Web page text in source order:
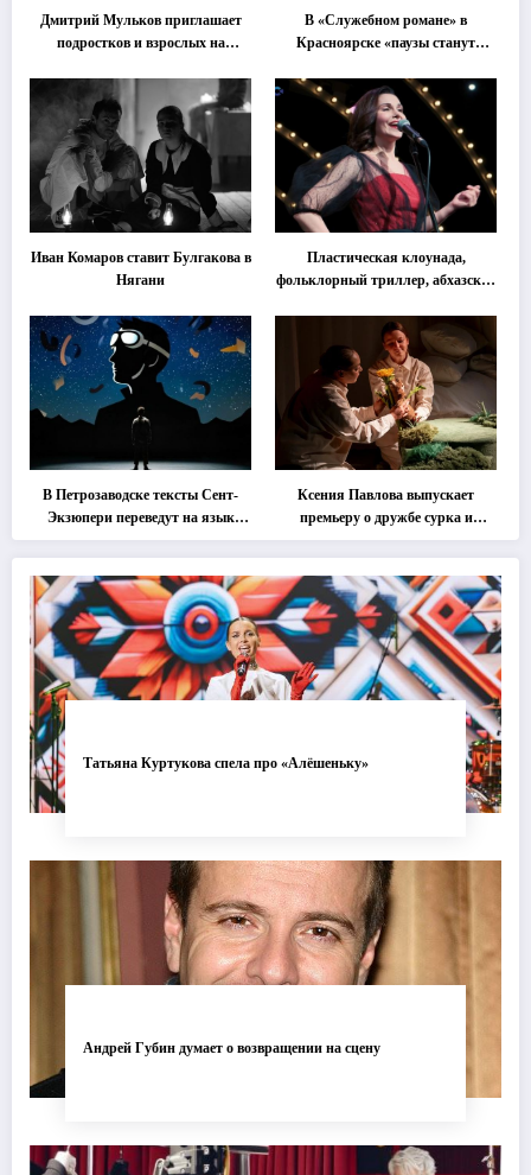
Дмитрий Мульков приглашает
подростков и взрослых на
В «Служебном романе» в
Красноярске «паузы станут
Иван Комаров ставит Булгакова в
Нягани
Пластическая клоунада,
фольклорный триллер, абхазская
втором этапе фестиваля
«Монокль»
В Петрозаводске тексты Сент-
Экзюпери переведут на язык
современной хореографии
Ксения Павлова выпускает
премьеру о дружбе сурка и
одуванчика
Татьяна Куртукова спела про «Алёшеньку»
Андрей Губин думает о возвращении на сцену